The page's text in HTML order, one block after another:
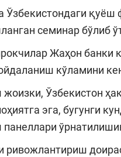
Ўзбекистондаги
семинар бўлиб
Жаҳон банки
кўламини
Ўзбекистон
эга, бугунги
панеллари
ривожлантириш